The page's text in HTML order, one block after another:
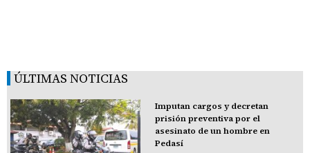
ÚLTIMAS NOTICIAS
Imputan cargos y decretan
prisión preventiva por el
asesinato de un hombre en
Pedasí